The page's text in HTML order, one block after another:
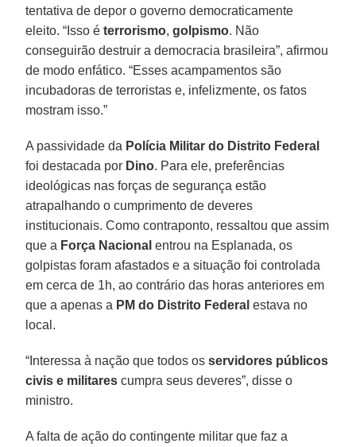
tentativa de depor o governo democraticamente
eleito. “Isso éterrorismo,golpismo. Não
conseguirão destruir a democracia brasileira”, afirmou
de modo enfático. “Esses acampamentos são
incubadoras de terroristas e, infelizmente, os fatos
mostram isso.”
A passividade da Polícia Militar do Distrito Federal
foi destacada por Dino. Para ele, preferências
ideológicas nas forças de segurança estão
atrapalhando o cumprimento de deveres
institucionais. Como contraponto, ressaltou que assim
que a Força Nacional entrou na Esplanada, os
golpistas foram afastados e a situação foi controlada
em cerca de 1h, ao contrário das horas anteriores em
que a apenas a PM do Distrito Federal estava no
local.
“Interessa à nação que todos osservidores públicos
civis e militares cumpra seus deveres”, disse o
ministro.
A falta de ação do contingente militar que faz a